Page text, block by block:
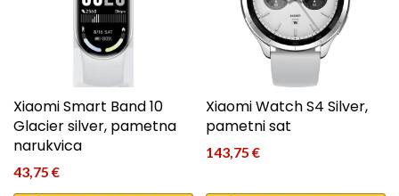
Xiaomi Smart Band 10
Glacier silver, pametna
narukvica
43,75 €
Xiaomi Watch S4 Silver,
pametni sat
143,75€